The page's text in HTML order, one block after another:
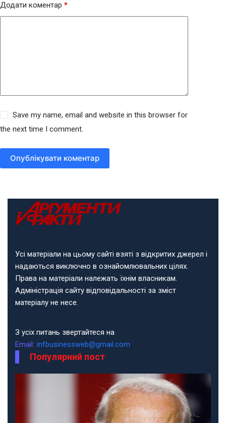
Додати коментар *
Save my name, email and website in this browser for
the next time I comment.
Опублікувати коментар
Усі матеріали на цьому сайті взяті з відкритих джерел і
надаються виключно в ознайомлювальних цілях.
Права на матеріали належать їхнім власникам.
Адміністрація сайту відповідальності за зміст
матеріалу не несе.
З усіх питань звертайтеся на
Email: infbusinessweb@gmail.com
Популярний пост